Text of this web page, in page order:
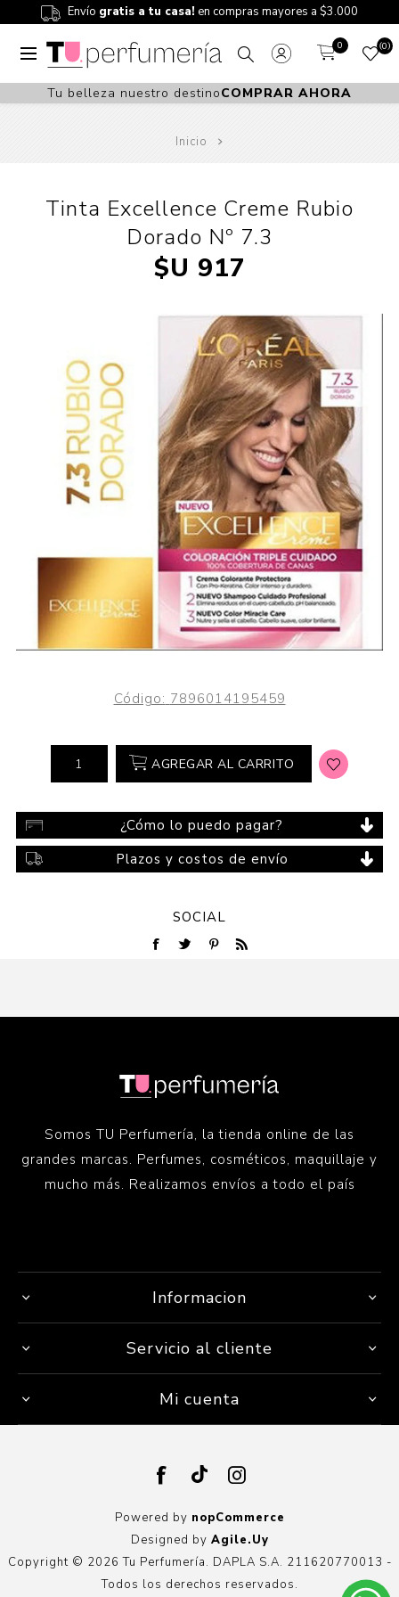
Envío gratis a tu casa! en compras mayores a $3.000
0 0
Tu belleza nuestro destinoCOMPRAR AHORA
Inicio
Tinta Excellence Creme Rubio
Dorado Nº 7.3
$U 917
Código: 7896014195459
AGREGAR AL CARRITO
¿Cómo lo puedo pagar?
Plazos y costos de envío
SOCIAL
Somos TU Perfumería, la tienda online de las
grandes marcas. Perfumes, cosméticos, maquillaje y
mucho más. Realizamos envíos a todo el país
Informacion
Servicio al cliente
Mi cuenta
Powered by nopCommerce
Designed by Agile.Uy
Copyright © 2026 Tu Perfumería. DAPLA S.A. 211620770013 -
Todos los derechos reservados.